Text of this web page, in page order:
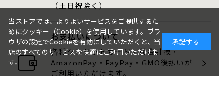
（土日祝除く）
お支払いについて
各種クレジットカード・代金引換・
AmazonPay・PayPay・GMO後払いが
ご利用いただけます。
当ストアでは、よりよいサービスをご提供するた
めにクッキー（Cookie）を使用しています。ブラ
ウザの設定でCookieを有効にしていただくと、当
店のすべてのサービスを快適にご利用いただけま
す。
承諾する